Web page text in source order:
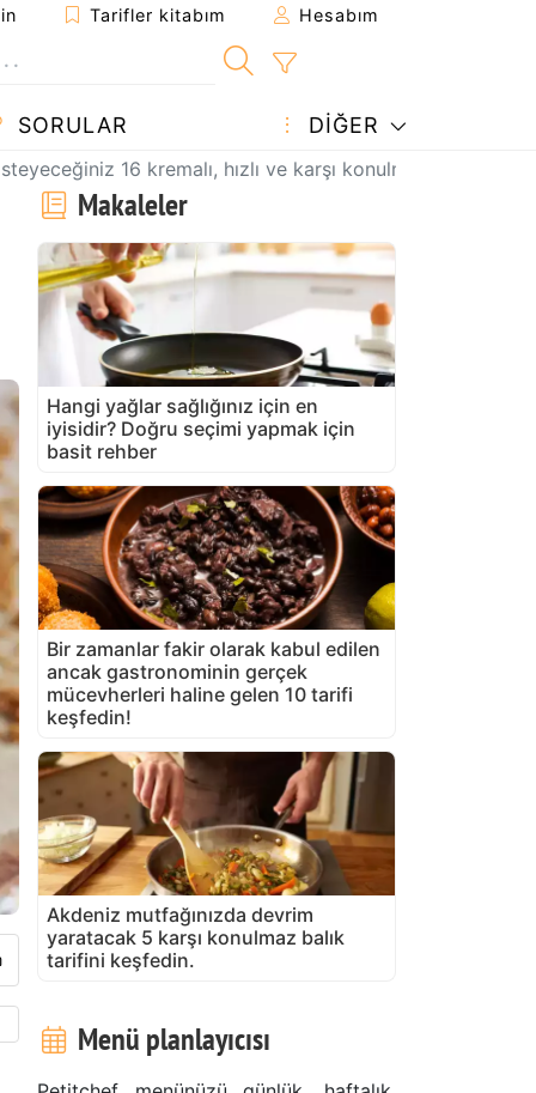
Tarifler kitabım Hesabım
SORULAR DIĞER
16 kremalı, hızlı ve karşı konulmaz tatlıyı
Makaleler
Hangi yağlar sağlığınız için en
iyisidir? Doğru seçimi yapmak için
basit rehber
Bir zamanlar fakir olarak kabul edilen
ancak gastronominin gerçek
mücevherleri haline gelen 10 tarifi
keşfedin!
Akdeniz mutfağınızda devrim
yaratacak 5 karşı konulmaz balık
tarifini keşfedin.
Menü planlayıcısı